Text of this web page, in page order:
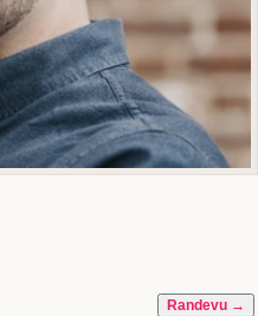
Randevu →